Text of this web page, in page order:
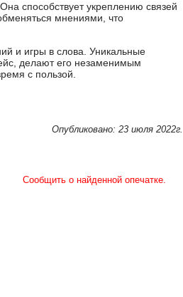
способствует укреплению связей
мнениями, что
и игры в слова. Уникальные
делают его незаменимым
с пользой.
Опубликовано: 23 июля 2022г.